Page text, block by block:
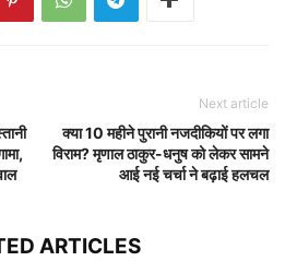
Next article
क्या 10 महीने पुरानी नजदीकियों पर लगा
विराम? मृणाल ठाकुर-धनुष को लेकर सामने
आई नई चर्चा ने बढ़ाई हलचल
ARTICLES